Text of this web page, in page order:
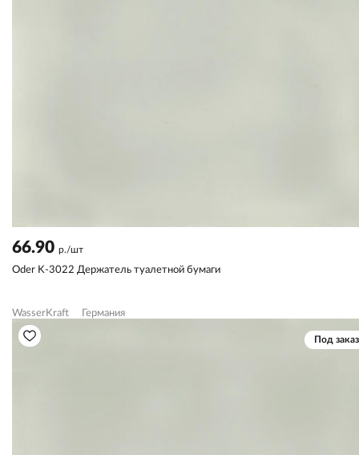
66.90 р./шт
Oder K-3022 Держатель туалетной бумаги
WasserKraft Германия
Под заказ